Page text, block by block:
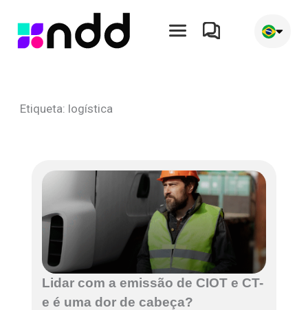
Etiqueta: logística
Lidar com a emissão de CIOT e CT-
e é uma dor de cabeça?